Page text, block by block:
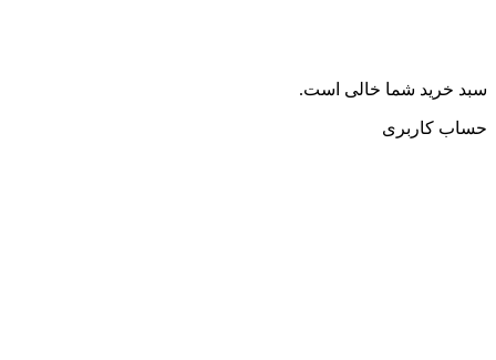
سبد خرید شما خالی است.
حساب کاربری